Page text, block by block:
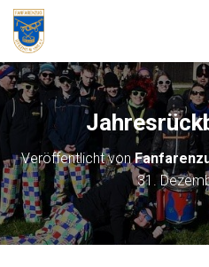
Veröffentlicht von
31.